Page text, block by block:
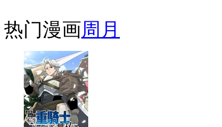
热门漫画周 月